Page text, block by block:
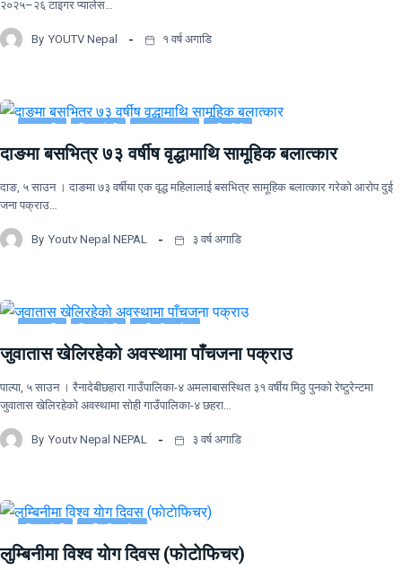
२०२५–२६ टाइगर प्यालेस…
By YOUTV Nepal १ वर्ष अगाडि
लुम्बिनी प्रदेश
दाङमा बसभित्र ७३ वर्षीष वृद्धामाथि सामूहिक बलात्कार
दाङ, ५ साउन । दाङमा ७३ वर्षीया एक वृद्ध महिलालाई बसभित्र सामूहिक बलात्कार गरेको आरोप दुई
जना पक्राउ…
By Youtv Nepal NEPAL ३ वर्ष अगाडि
जुवातास खेलिरहेको अवस्थामा पाँचजना पक्राउ
पाल्पा, ५ साउन । रैनादेबीछहारा गाउँपालिका-४ अमलाबासस्थित ३१ वर्षीय मिठु पुनको रेष्टुरेन्टमा
जुवातास खेलिरहेको अवस्थामा सोही गाउँपालिका-४ छहरा…
By Youtv Nepal NEPAL ३ वर्ष अगाडि
लुम्बिनीमा विश्व याेग दिवस (फाेटाेफिचर)